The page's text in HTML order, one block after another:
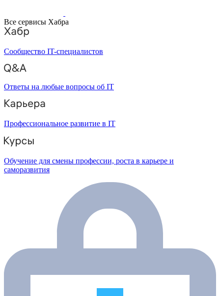
Все сервисы Хабра
Сообщество IT-специалистов
Ответы на любые вопросы об IT
Профессиональное развитие в IT
Обучение для смены профессии, роста в карьере и
саморазвития